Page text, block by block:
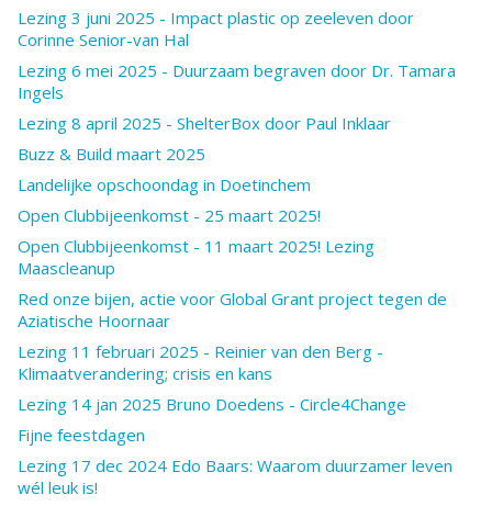
Lezing 3 juni 2025 - Impact plastic op zeeleven door
Corinne Senior-van Hal
Lezing 6 mei 2025 - Duurzaam begraven door Dr. Tamara
Ingels
Lezing 8 april 2025 - ShelterBox door Paul Inklaar
Buzz & Build maart 2025
Landelijke opschoondag in Doetinchem
Open Clubbijeenkomst - 25 maart 2025!
Open Clubbijeenkomst - 11 maart 2025! Lezing
Maascleanup
Red onze bijen, actie voor Global Grant project tegen de
Aziatische Hoornaar
Lezing 11 februari 2025 - Reinier van den Berg -
Klimaatverandering; crisis en kans
Lezing 14 jan 2025 Bruno Doedens - Circle4Change
Fijne feestdagen
Lezing 17 dec 2024 Edo Baars: Waarom duurzamer leven
wél leuk is!